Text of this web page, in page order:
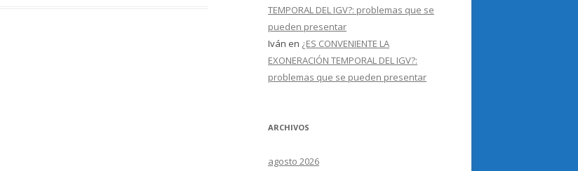
TEMPORAL DEL IGV?: problemas que se
pueden presentar
Iván en ¿ES CONVENIENTE LA
EXONERACIÓN TEMPORAL DEL IGV?:
problemas que se pueden presentar
ARCHIVOS
agosto 2026